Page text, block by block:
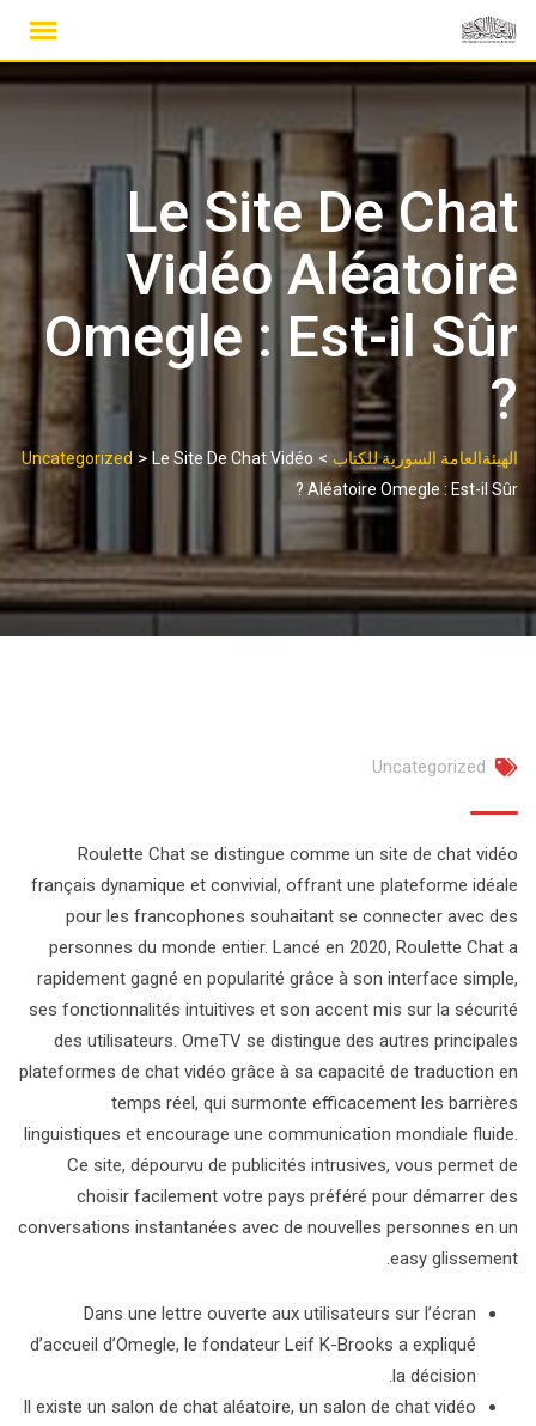
Le Site De Chat
Vidéo Aléatoire
Omegle : Est-il Sûr
?
الهيئةالعامة السورية للكتاب >
Uncategorized >
Le Site De Chat Vidéo
Aléatoire Omegle : Est-il Sûr ?
Uncategorized
Roulette Chat se distingue comme un site de chat vidéo
français dynamique et convivial, offrant une plateforme idéale
pour les francophones souhaitant se connecter avec des
personnes du monde entier. Lancé en 2020, Roulette Chat a
rapidement gagné en popularité grâce à son interface simple,
ses fonctionnalités intuitives et son accent mis sur la sécurité
des utilisateurs. OmeTV se distingue des autres principales
plateformes de chat vidéo grâce à sa capacité de traduction en
temps réel, qui surmonte efficacement les barrières
linguistiques et encourage une communication mondiale fluide.
Ce site, dépourvu de publicités intrusives, vous permet de
choisir facilement votre pays préféré pour démarrer des
conversations instantanées avec de nouvelles personnes en un
easy glissement.
Dans une lettre ouverte aux utilisateurs sur l’écran
d’accueil d’Omegle, le fondateur Leif K-Brooks a expliqué
la décision.
Il existe un salon de chat aléatoire, un salon de chat vidéo